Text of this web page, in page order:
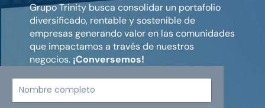
Grupo Trinity busca consolidar un portafolio
diversificado, rentable y sostenible de
empresas generando valor en las comunidades
que impactamos a través de nuestros
negocios. ¡Conversemos!